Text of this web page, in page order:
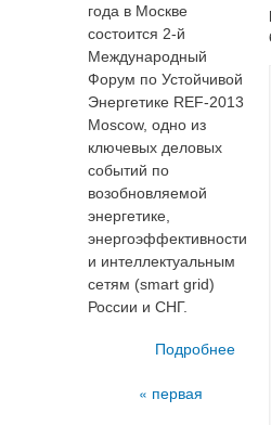
года в Москве
состоится 2-й
Международный
Форум по Устойчивой
Энергетике REF-2013
Moscow, одно из
ключевых деловых
событий по
возобновляемой
энергетике,
энергоэффективности
и интеллектуальным
сетям (smart grid)
России и СНГ.
Подробнее
« первая